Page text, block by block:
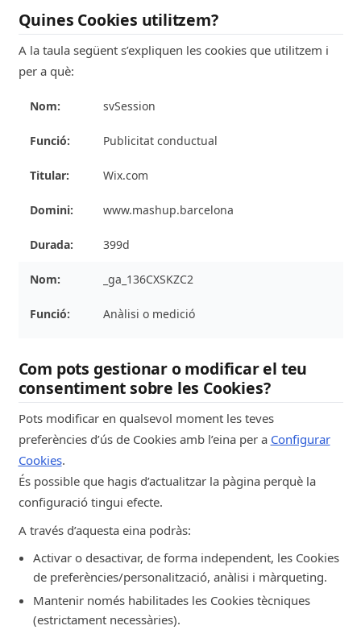
Quines Cookies utilitzem?
A la taula següent s’expliquen les cookies que utilitzem i
per a què:
svSession
Publicitat conductual
Wix.com
www.mashup.barcelona
399d
_ga_136CXSKZC2
Anàlisi o medició
mashup.barcelona
399d
Anàlisi o medició
mashup.barcelona
_hjSessionUser_1229292
Com pots gestionar o modificar el teu
consentiment sobre les Cookies?
Pots modificar en qualsevol moment les teves
preferències d’ús de Cookies amb l’eina per a Configurar
Cookies.
És possible que hagis d’actualitzar la pàgina perquè la
configuració tingui efecte.
A través d’aquesta eina podràs:
Activar o desactivar, de forma independent, les Cookies
de preferències/personalització, anàlisi i màrqueting.
Mantenir només habilitades les Cookies tècniques
(estrictament necessàries).